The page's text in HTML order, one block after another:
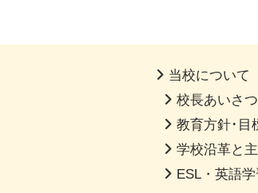
当校について
校長あいさつ
教育方針･目
学校沿革と
ESL・英語学